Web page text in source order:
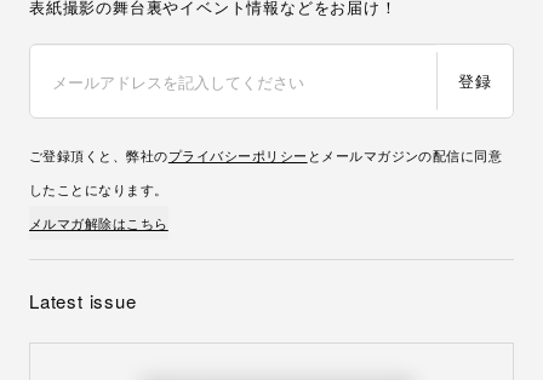
表紙撮影の舞台裏やイベント情報などをお届け！
登録
ご登録頂くと、弊社のプライバシーポリシー とメールマガジンの配信に同意
したことになります。
メルマガ解除はこちら
Latest issue